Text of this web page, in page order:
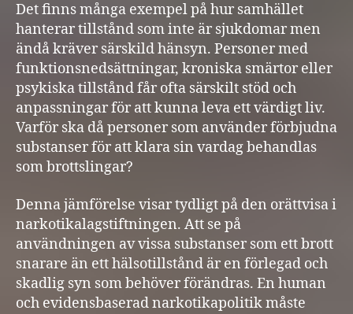
Det finns många exempel på hur samhället
hanterar tillstånd som inte är sjukdomar men
ändå kräver särskild hänsyn. Personer med
funktionsnedsättningar, kroniska smärtor eller
psykiska tillstånd får ofta särskilt stöd och
anpassningar för att kunna leva ett värdigt liv.
Varför ska då personer som använder förbjudna
substanser för att klara sin vardag behandlas
som brottslingar?
Denna jämförelse visar tydligt på den orättvisa i
narkotikalagstiftningen. Att se på
användningen av vissa substanser som ett brott
snarare än ett hälsotillstånd är en förlegad och
skadlig syn som behöver förändras. En human
och evidensbaserad narkotikapolitik måste